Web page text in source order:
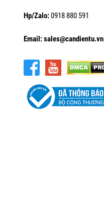
Hp/Zalo:0918 880 591
Email: sales@candientu.vn